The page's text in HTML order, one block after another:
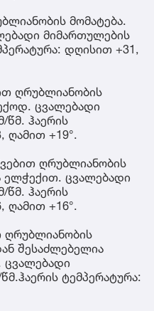
მომატება.
მიმართულების
დღისით +31,
ღრუბლიანობის
ცვალებადი
წმ. ჰაერის
ღამით +19°.
ღრუბლიანობის
ელჭექით. ცვალებადი
წმ. ჰაერის
ღამით +16°.
ღრუბლიანობის
შესაძლებელია
ცვალებადი
ტემპერატურა: